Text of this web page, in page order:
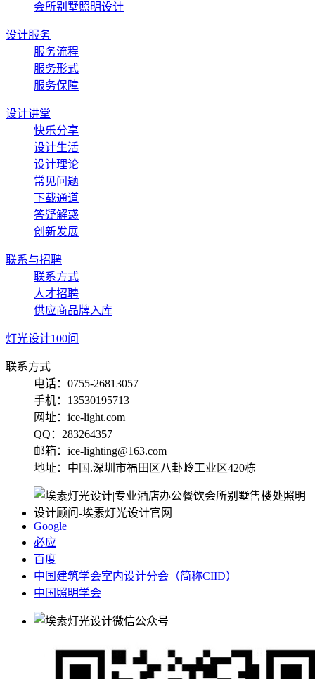
会所别墅照明设计
设计服务
服务流程
服务形式
服务保障
设计讲堂
快乐分享
设计生活
设计理论
常见问题
下载通道
答疑解惑
创新发展
联系与招聘
联系方式
人才招聘
供应商品牌入库
灯光设计100问
联系方式
电话：0755-26813057
手机：13530195713
网址：ice-light.com
QQ：283264357
邮箱：ice-lighting@163.com
地址：中国.深圳市福田区八卦岭工业区420栋
Google
必应
百度
中国建筑学会室内设计分会（简称CIID）
中国照明学会